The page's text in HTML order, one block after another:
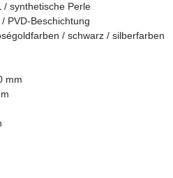
/ synthetische Perle
PVD-Beschichtung
/ schwarz / silberfarben
mm